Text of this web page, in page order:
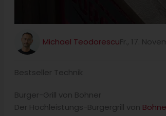
Michael TeodorescuFr., 17.
Bestseller Technik
Burger-Grill von Bohner
Der Hochleistungs-Burgergrill von